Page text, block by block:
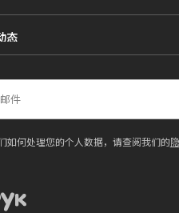
如何处理您的个人数据，请查阅我们的